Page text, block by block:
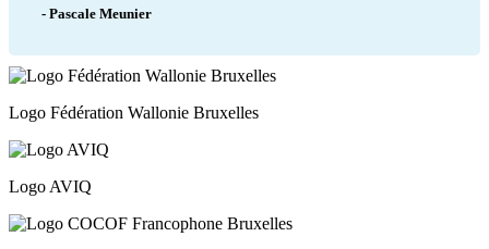
- Pascale Meunier
Logo Fédération Wallonie Bruxelles
Logo AVIQ